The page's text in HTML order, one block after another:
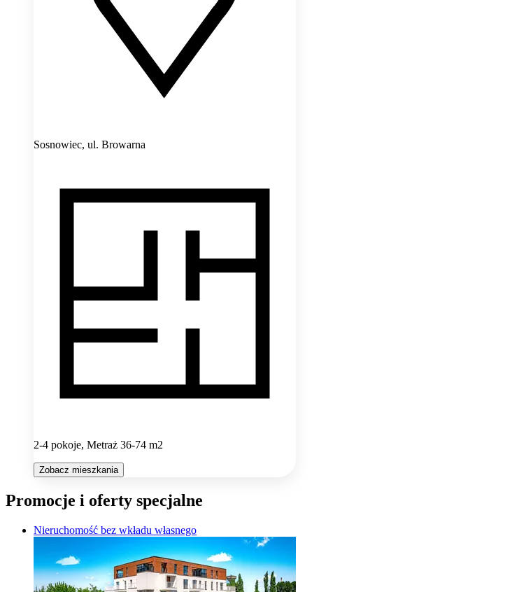
Sosnowiec, ul. Browarna
2-4 pokoje, Metraż 36-74 m2
Zobacz mieszkania
Promocje i oferty specjalne
Nieruchomość bez wkładu własnego